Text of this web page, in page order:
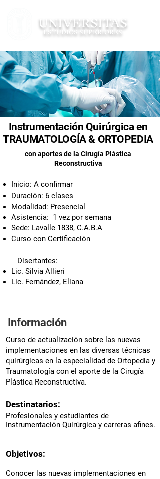
UNIVERSITAS
ESTUDIOS SUPERIORES
Instrumentación Quirúrgica en
TRAUMATOLOGÍA & ORTOPEDIA
con aportes de la Cirugía Plástica
Reconstructiva
Inicio: A confirmar
Duración: 6 clases
Modalidad: Presencial
Asistencia: 1 vez por semana
Sede: Lavalle 1838, C.A.B.A​
Curso con Certificación
Disertantes:
Lic. Silvia Allieri
Lic. Fernández, Eliana
Información
Curso de actualización sobre las nuevas
implementaciones en las diversas técnicas
quirúrgicas en la especialidad de Ortopedia y
Traumatología con el aporte de la Cirugía
Plástica Reconstructiva.
Destinatarios:
Profesionales y estudiantes de
Instrumentación Quirúrgica y carreras afines.
Objetivos:
Conocer las nuevas implementaciones en